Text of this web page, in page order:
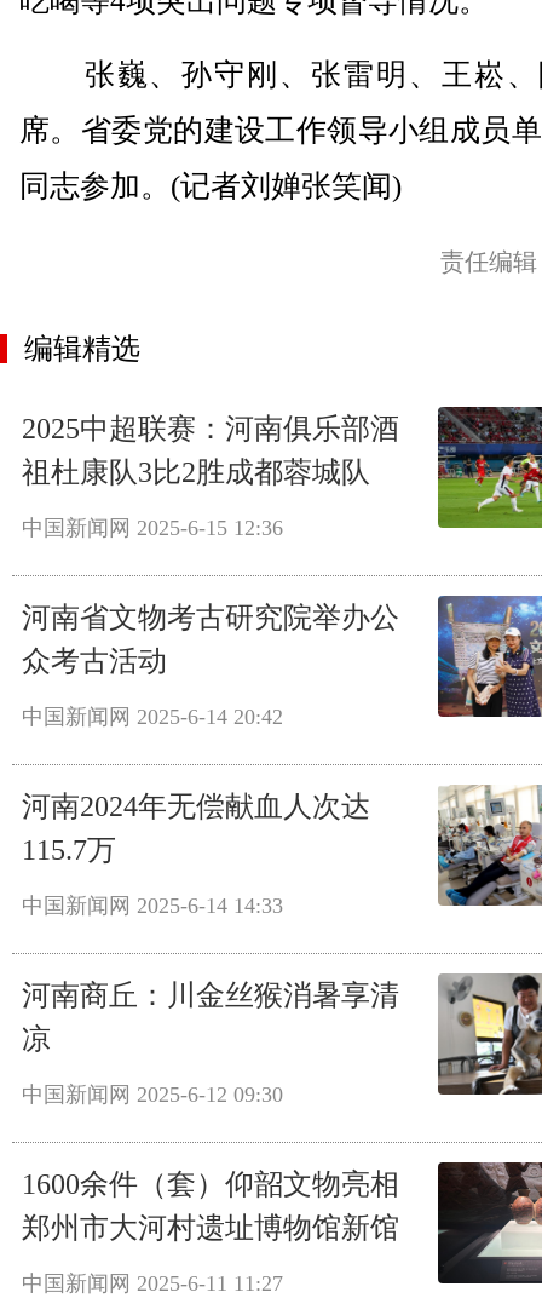
张巍、孙守刚、张雷明、王崧、
席。省委党的建设工作领导小组成员
同志参加。(记者刘婵张笑闻)
责任编
编辑精选
2025中超联赛：河南俱乐部酒
祖杜康队3比2胜成都蓉城队
中国新闻网 2025-6-15 12:36
河南省文物考古研究院举办公
众考古活动
中国新闻网 2025-6-14 20:42
河南2024年无偿献血人次达
115.7万
中国新闻网 2025-6-14 14:33
河南商丘：川金丝猴消暑享清
凉
中国新闻网 2025-6-12 09:30
1600余件（套）仰韶文物亮相
郑州市大河村遗址博物馆新馆
中国新闻网 2025-6-11 11:27